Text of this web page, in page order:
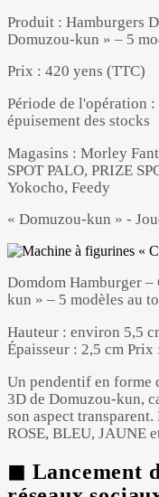
Produit : Hamburgers
Domuzou-kun » – 5
Prix : 420 yens (TTC)
Période de l'opération
épuisement des stocks
Magasins : Morley
SPOT PALO, PRIZE
Yokocho, Feedy
« Domuzou-kun » -
Domdom Hamburger
kun » – 5 modèles au
Hauteur : environ 5,5
Épaisseur : 2,5 cm
Un pendentif en forme
3D de Domuzou-kun,
son aspect
ROSE, BLEU, JAUNE
◼ Lancement